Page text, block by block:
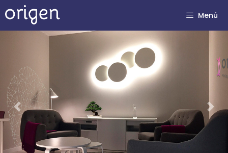
Menú
Previous Next